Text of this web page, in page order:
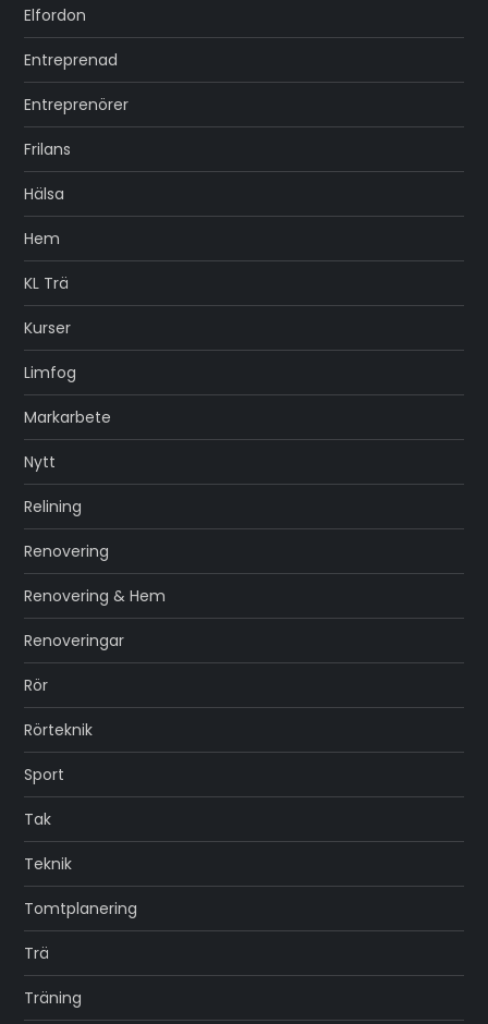
Elfordon
Entreprenad
Entreprenörer
Frilans
Hälsa
Hem
KL Trä
Kurser
Limfog
Markarbete
Nytt
Relining
Renovering
Renovering & Hem
Renoveringar
Rör
Rörteknik
Sport
Tak
Teknik
Tomtplanering
Trä
Träning